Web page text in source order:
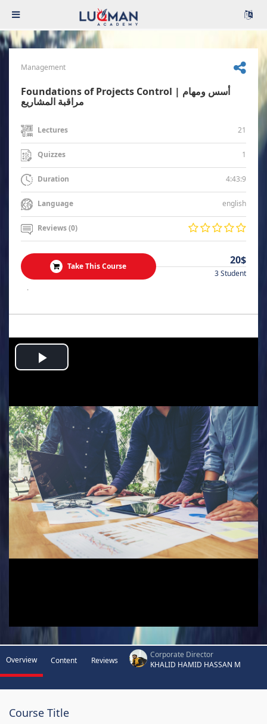
Management
Foundations of Projects Control | أسس ومهام
مراقبة المشاريع
Lectures 21
Quizzes 1
Duration 4:43:9
Language english
Reviews (0)
Take This Course 20$
3 Student
.
Play
Overview Content Reviews
Corporate Director
KHALID HAMID HASSAN M
Course Title